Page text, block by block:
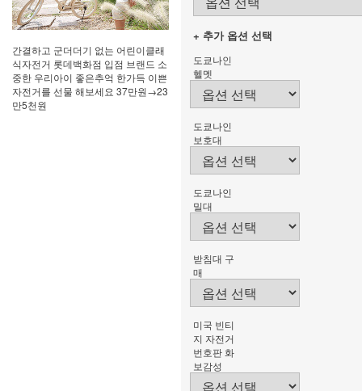
간결하고 군더더기 없는 어린이클래
식자전거 롯데백화점 입점 브랜드 소
중한 우리아이 좋은추억 한가득 이쁜
자전거를 선물 해보세요 37만원→23
만5천원
+ 추가 옵션 선택
도쿄나인
헬멧
도쿄나인
보호대
도쿄나인
밀대
받침대 구
매
미국 빈티
지 자전거
번호판 화
보감성